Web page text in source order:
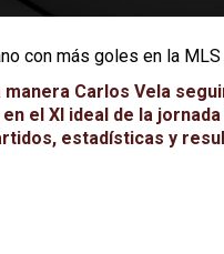
con más goles en la
manera Carlos Vela
el XI ideal de la jornada
estadísticas y